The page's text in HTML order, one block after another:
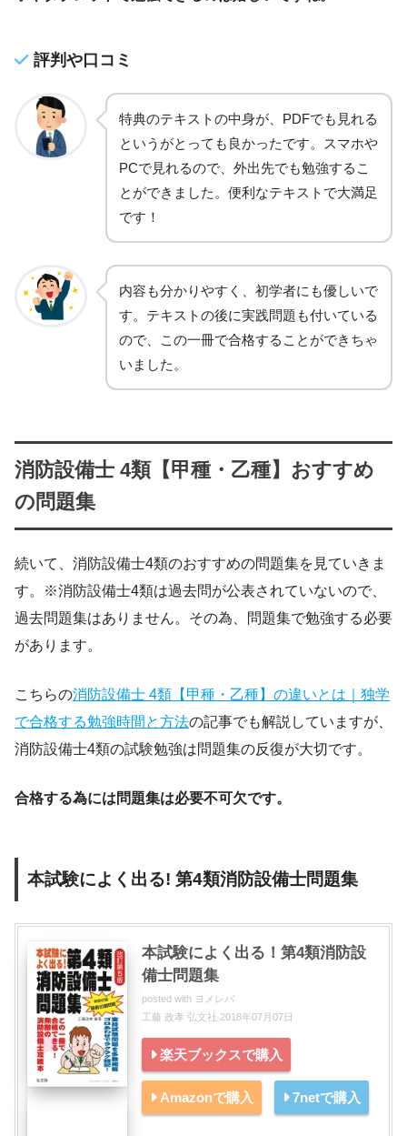
評判や口コミ
特典のテキストの中身が、PDFでも見れる
というがとっても良かったです。スマホや
PCで見れるので、外出先でも勉強するこ
とができました。便利なテキストで大満足
です！
内容も分かりやすく、初学者にも優しいで
す。テキストの後に実践問題も付いている
ので、この一冊で合格することができちゃ
いました。
消防設備士 4類【甲種・乙種】おすすめ
の問題集
続いて、消防設備士4類のおすすめの問題集を見ていきま
す。※消防設備士4類は過去問が公表されていないので、
過去問題集はありません。その為、問題集で勉強する必要
があります。
こちらの消防設備士 4類【甲種・乙種】の違いとは｜独学
で合格する勉強時間と方法の記事でも解説していますが、
消防設備士4類の試験勉強は問題集の反復が大切です。
合格する為には問題集は必要不可欠です。
本試験によく出る! 第4類消防設備士問題集
本試験によく出る！第4類消防設
備士問題集
posted with ヨメレバ
工藤 政孝 弘文社 2018年07月07日
楽天ブックスで購入
Amazonで購入 7netで購入